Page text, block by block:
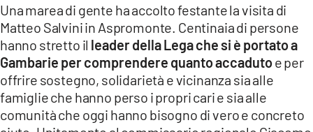
LACTV.IT
LACONAIR.IT
LACITYMAG.IT
ILREGGINO.IT
Una marea di gente ha accolto festante la visita di
Matteo Salvini in Aspromonte. Centinaia di persone
hanno stretto il leader della Lega che si è portato a
Gambarie per comprendere quanto accadutoe per
offrire sostegno, solidarietà e vicinanza sia alle
famiglie che hanno perso i propri cari e sia alle
comunità che oggi hanno bisogno di vero e concreto